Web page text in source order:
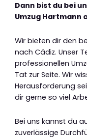
Dann bist du bei
Umzug Hartmann
Wir bieten dir den
nach Cádiz. Unser
professionellen
Tat zur Seite. Wir
Herausforderung
dir gerne so viel
Bei uns kannst du
zuverlässige